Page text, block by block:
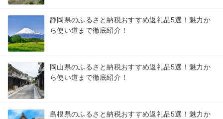
静岡県のふるさと納税おすすめ返礼品5選！魅力か
ら使い道まで徹底紹介！
岡山県のふるさと納税おすすめ返礼品5選！魅力か
ら使い道まで徹底紹介！
島根県のふるさと納税おすすめ返礼品5選！魅力か